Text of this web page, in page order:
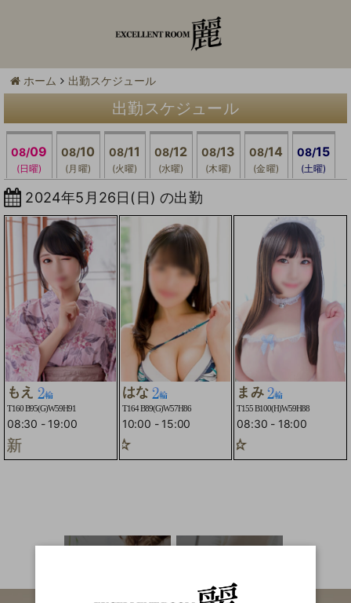
ホーム 出勤スケジュール
出勤スケジュール
08/09
(日曜)
08/10
(月曜)
08/11
(火曜)
08/12
(水曜)
08/13
(木曜)
08/14
(金曜)
08/15
(土曜)
2024年5月26日(日) の出勤
もえ
T160 B95(G)W59H91
08:30 - 19:00
はな
T164 B89(G)W57H86
10:00 - 15:00
車コースOK☆
まみ
T155 B100(H)W59H88
08:30 - 18:00
☆2輪車コースOK☆